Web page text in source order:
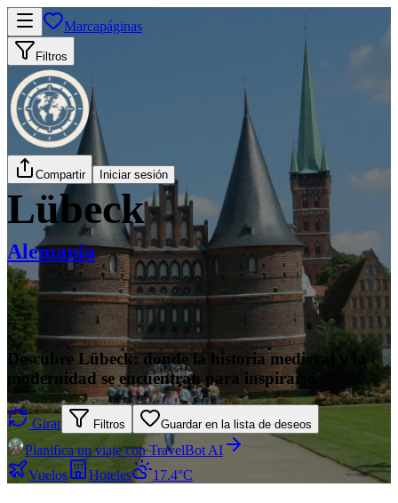
Marcapáginas
Filtros
Compartir Iniciar sesión
Lübeck
Alemania
Descubre Lübeck: donde la historia medieval y la
modernidad se encuentran para inspirarte.
Girar Filtros Guardar en la lista de deseos
Planifica un viaje con TravelBot AI
Vuelos
Hoteles 17.4°C